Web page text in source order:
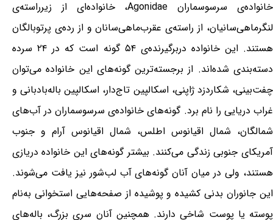
خانواده‌ی سرسوسماران Agonidae، خانواده‌ای از زیرراسته‌ی
لنگرماهی‌سانیان، از راسته‌ی عقرب‌ماهی‌سانان و از رده‌ی پرتوبالگان
هستند. این خانواده دربرگیرنده‌ی ۵۴ گونه است که در ۲۴ سرده
دسته‌بندی شده‌اند. از برجسته‌ترین گونه‌های این خانواده می‌توان
چفت‌بینی، شکاردزد ژاپنی، اسکالپین تاج‌دار، اسکالپین باله‌بادبانی و
غراب دریایی را نام برد. گونه‌های خانواده‌ی سرسوسماران در آب‌های
شمالگان، شمال اقیانوس اطلس، شمال اقیانوس آرام و جنوب
آمریکای جنوبی زندگی می‌کنند. بیشتر گونه‌های این خانواده دریازی
هستند، ولی در میان آنان گونه‌های آب لب‌شور نیز یافت می‌شوند.
این جانوران بدنی کشیده و پوشیده از صفحه‌هایی استخوانی به‌نام
پوسته یا پوست شاخی دارند. همچنین آنان سری بزرگ، باله‌های